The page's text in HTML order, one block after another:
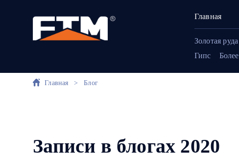
Главная
Золотая руда
Гипс
Более
Главная > Блог
Записи в блогах 2020